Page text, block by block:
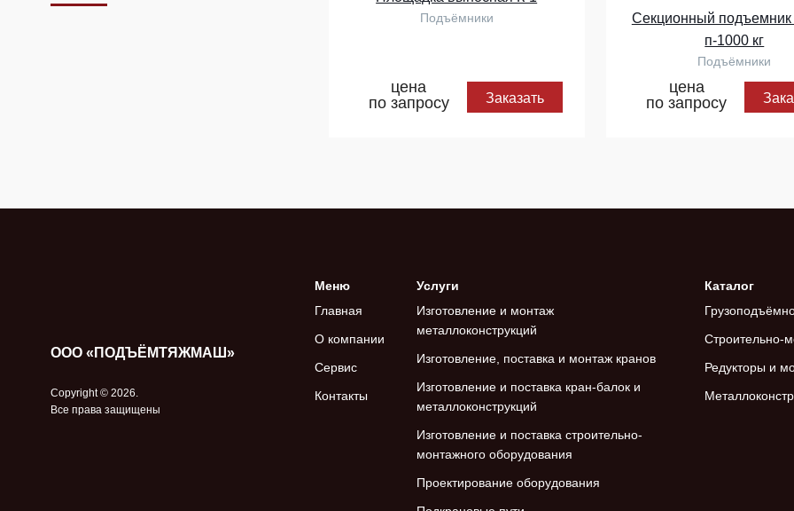
Подъёмники
цена
по запросу
Заказать
Секционный
п-1000 кг
Подъёмники
цена
по запросу
ООО «ПОДЪЁМТЯЖМАШ»
Copyright © 2026.
Все права защищены
Меню
Главная
О компании
Сервис
Контакты
Услуги
Изготовление и монтаж
металлоконструкций
Изготовление, поставка и монтаж кранов
Изготовление и поставка кран-балок и
металлоконструкций
Изготовление и поставка строительно-
монтажного оборудования
Проектирование оборудования
Каталог
Строительно-
Редукторы и